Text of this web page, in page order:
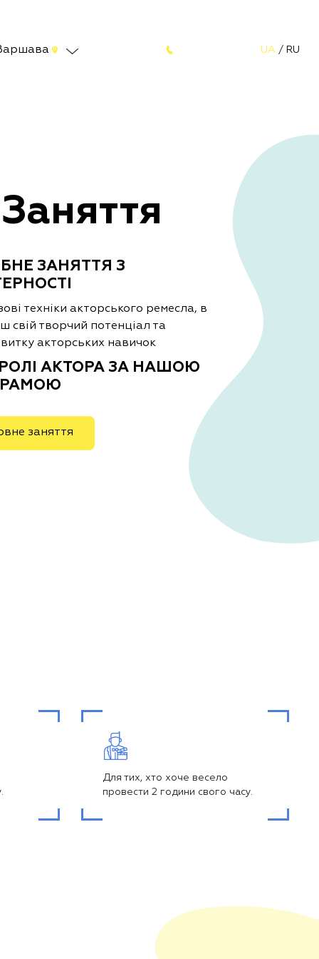
UA / RU
ЗАНЯТТЯ З
техніки акторського ремесла, в
свій творчий потенціал та
акторських навичок
АКТОРА ЗА НАШОЮ
заняття
Для тих, хто хоче весело
провести 2 години свого часу.